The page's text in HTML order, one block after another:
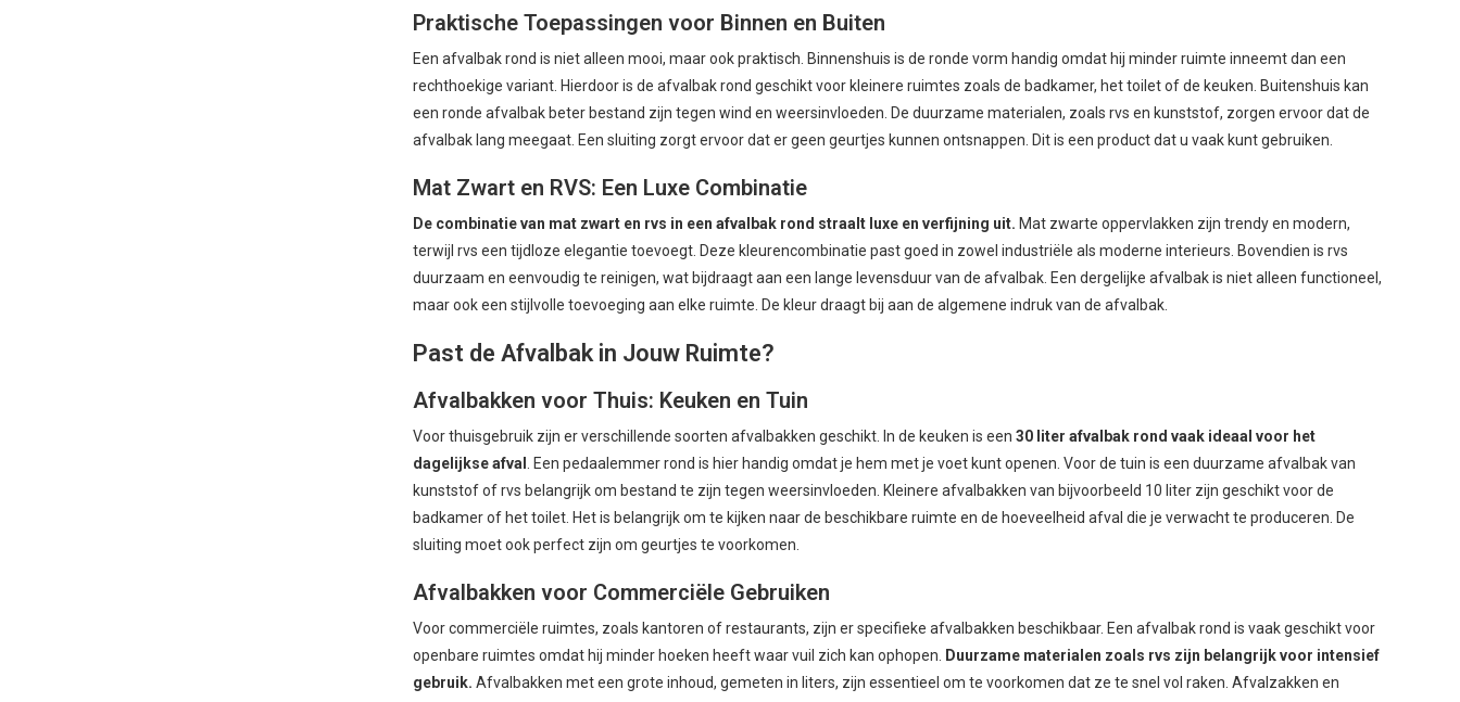
Praktische Toepassingen voor Binnen en Buiten
Een afvalbak rond is niet alleen mooi, maar ook praktisch. Binnenshuis is de ronde vorm handig omdat hij minder ruimte inneemt dan een
rechthoekige variant. Hierdoor is de afvalbak rond geschikt voor kleinere ruimtes zoals de badkamer, het toilet of de keuken. Buitenshuis kan
een ronde afvalbak beter bestand zijn tegen wind en weersinvloeden. De duurzame materialen, zoals rvs en kunststof, zorgen ervoor dat de
afvalbak lang meegaat. Een sluiting zorgt ervoor dat er geen geurtjes kunnen ontsnappen. Dit is een product dat u vaak kunt gebruiken.
Mat Zwart en RVS: Een Luxe Combinatie
De combinatie van mat zwart en rvs in een afvalbak rond straalt luxe en verfijning uit. Mat zwarte oppervlakken zijn trendy en modern,
terwijl rvs een tijdloze elegantie toevoegt. Deze kleurencombinatie past goed in zowel industriële als moderne interieurs. Bovendien is rvs
duurzaam en eenvoudig te reinigen, wat bijdraagt aan een lange levensduur van de afvalbak. Een dergelijke afvalbak is niet alleen functioneel,
maar ook een stijlvolle toevoeging aan elke ruimte. De kleur draagt bij aan de algemene indruk van de afvalbak.
Past de Afvalbak in Jouw Ruimte?
Afvalbakken voor Thuis: Keuken en Tuin
Voor thuisgebruik zijn er verschillende soorten afvalbakken geschikt. In de keuken is een 30 liter afvalbak rond vaak ideaal voor het
dagelijkse afval . Een pedaalemmer rond is hier handig omdat je hem met je voet kunt openen. Voor de tuin is een duurzame afvalbak van
kunststof of rvs belangrijk om bestand te zijn tegen weersinvloeden. Kleinere afvalbakken van bijvoorbeeld 10 liter zijn geschikt voor de
badkamer of het toilet. Het is belangrijk om te kijken naar de beschikbare ruimte en de hoeveelheid afval die je verwacht te produceren. De
sluiting moet ook perfect zijn om geurtjes te voorkomen.
Afvalbakken voor Commerciële Gebruiken
Voor commerciële ruimtes, zoals kantoren of restaurants, zijn er specifieke afvalbakken beschikbaar. Een afvalbak rond is vaak geschikt voor
openbare ruimtes omdat hij minder hoeken heeft waar vuil zich kan ophopen. Duurzame materialen zoals rvs zijn belangrijk voor intensief
gebruik. Afvalbakken met een grote inhoud, gemeten in liters, zijn essentieel om te voorkomen dat ze te snel vol raken. Afvalzakken en